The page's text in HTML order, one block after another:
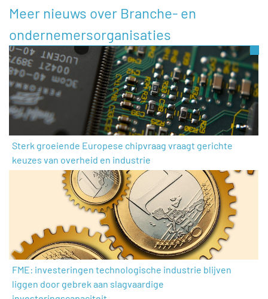
Meer nieuws over Branche- en
ondernemersorganisaties
Sterk groeiende Europese chipvraag vraagt gerichte
keuzes van overheid en industrie
FME: investeringen technologische industrie blijven
liggen door gebrek aan slagvaardige